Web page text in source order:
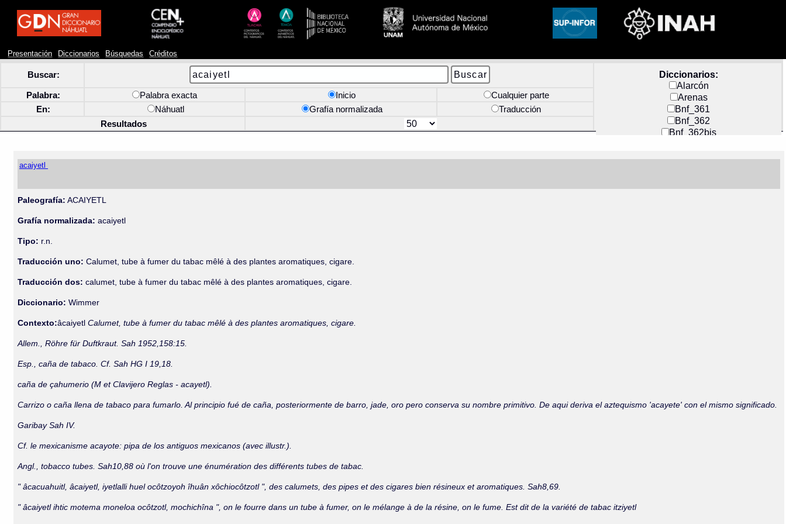
Presentación Diccionarios Búsquedas Créditos
Buscar:
Diccionarios:
Alarcón
Arenas
Bnf_361
Bnf_362
Bnf_362bis
Docs_México
Palabra: Palabra exacta Inicio
Cualquier parte
En:
Náhuatl Grafía normalizada
Traducción
Resultados
acaiyetl
Paleografía: ACAIYETL
Grafía normalizada: acaiyetl
Tipo: r.n.
Traducción uno: Calumet, tube à fumer du tabac mêlé à des plantes aromatiques, cigare.
Traducción dos: calumet, tube à fumer du tabac mêlé à des plantes aromatiques, cigare.
Diccionario:Wimmer
Contexto:âcaiyetlCalumet, tube à fumer du tabac mêlé à des plantes aromatiques, cigare.
Allem., Röhre für Duftkraut. Sah 1952,158:15.
Esp., caña de tabaco. Cf. Sah HG I 19,18.
caña de çahumerio (M et Clavijero Reglas - acayetl).
Carrizo o caña llena de tabaco para fumarlo. Al principio fué de caña, posteriormente de barro, jade, oro pero conserva su nombre primitivo. De aqui deriva el aztequismo 'acayete' con el mismo significado.
Garibay Sah IV.
Cf. le mexicanisme acayote: pipa de los antiguos mexicanos (avec illustr.).
Angl., tobacco tubes. Sah10,88 où l'on trouve une énumération des différents tubes de tabac.
" âcacuahuitl, âcaiyetl, iyetlalli huel ocôtzoyoh îhuân xôchiocôtzotl ", des calumets, des pipes et des cigares bien résineux et aromatiques. Sah8,69.
" âcaiyetl ihtic motema moneloa ocôtzotl, mochichîna ", on le fourre dans un tube à fumer, on le mélange à de la résine, on le fume. Est dit de la variété de tabac itziyetl